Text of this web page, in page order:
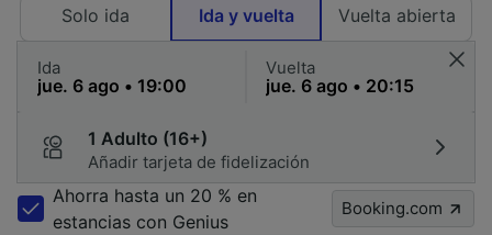
Solo ida
Ida y vuelta Vuelta abierta
Ida Vuelta
1 Adulto (16+)
Añadir tarjeta de fidelización
Ahorra hasta un 20 % en
estancias con Genius
Booking.com